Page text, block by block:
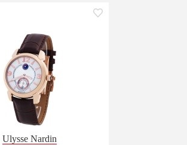
Ulysse Nardin